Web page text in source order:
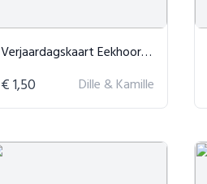
Verjaardagskaart Eekhoorntjes
€ 1,50 Dille & Kamille